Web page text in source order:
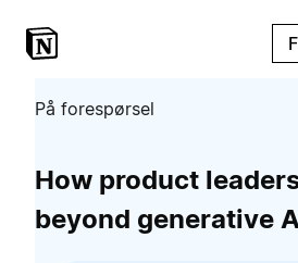
På forespørsel
How product
beyond generative